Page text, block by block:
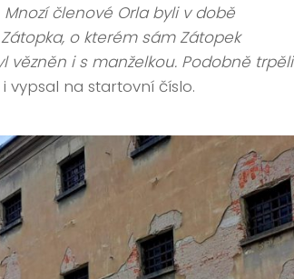
členové Orla byli v době
o kterém sám Zátopek
vězněn i s manželkou. Podobně trpěli
vypsal na startovní číslo.